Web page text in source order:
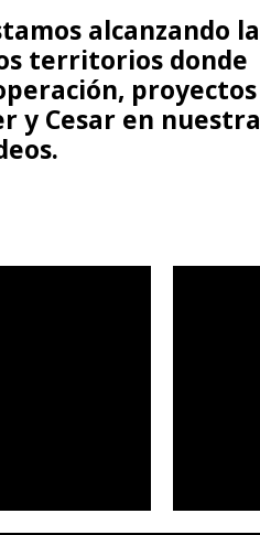
alcanzando la
territorios donde
proyectos
y Cesar en nuestra